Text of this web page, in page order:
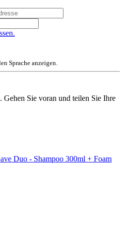
Sprache anzeigen.
Sie voran und teilen Sie Ihre